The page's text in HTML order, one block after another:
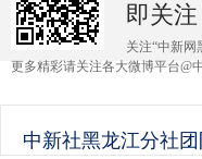
即关注
关注“中新网
更多精彩请关注各大微博平台@
中新社黑龙江分社团